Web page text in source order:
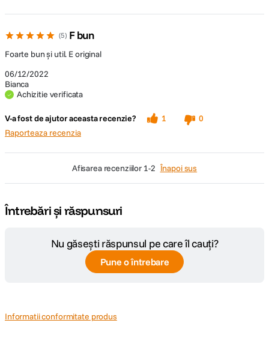
5 F bun
06/12/2022
Bianca
Achizitie verificata
Foarte bun și util. E original
V-a fost de ajutor aceasta recenzie? 1
0
Raporteaza recenzia
afisarea recenziilor 1-2 Înapoi sus
Întrebări și răspunsuri
Nu găsești răspunsul pe care îl cauți?
Pune o întrebare
Informatii conformitate produs